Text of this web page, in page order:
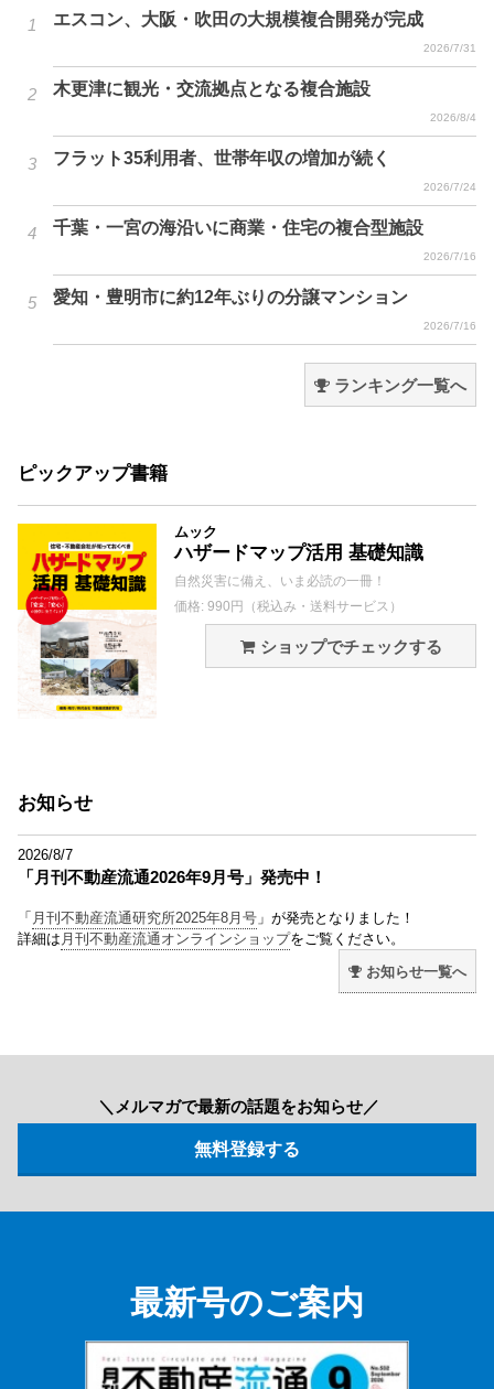
エスコン、大阪・吹田の大規模複合開発が完成
2026/7/31
木更津に観光・交流拠点となる複合施設
2026/8/4
フラット35利用者、世帯年収の増加が続く
2026/7/24
千葉・一宮の海沿いに商業・住宅の複合型施設
2026/7/16
愛知・豊明市に約12年ぶりの分譲マンション
2026/7/16
ランキング一覧へ
ピックアップ書籍
ムック
ハザードマップ活用 基礎知識
自然災害に備え、いま必読の一冊！
価格: 990円（税込み・送料サービス）
ショップでチェックする
お知らせ
2026/8/7
「月刊不動産流通2026年9月号」発売中！
「 月刊不動産流通研究所2025年8月号 」が発売となりました！
詳細は 月刊不動産流通オンラインショップをご覧ください。
お知らせ一覧へ
＼メルマガで最新の話題をお知らせ／
最新号のご案内